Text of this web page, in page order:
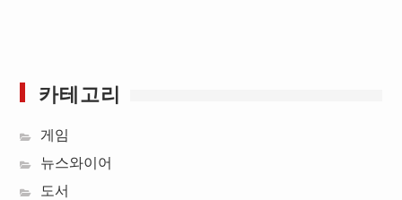
카테고리
게임
뉴스와이어
도서